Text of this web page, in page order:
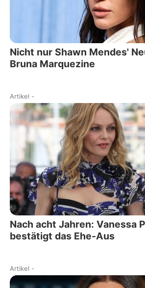
Nicht nur Shawn Mendes'
Bruna Marquezine
Artikel -
Nach acht Jahren: Vanessa
bestätigt das Ehe-Aus
Artikel -